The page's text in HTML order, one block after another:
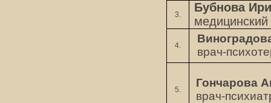
3.
Бубнова
медицинский
4.
врач-
5.
Гончарова
врач-